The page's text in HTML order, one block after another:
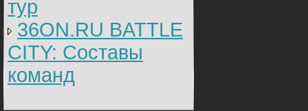
тур
36ON.RU BATTLE
CITY: Составы
команд